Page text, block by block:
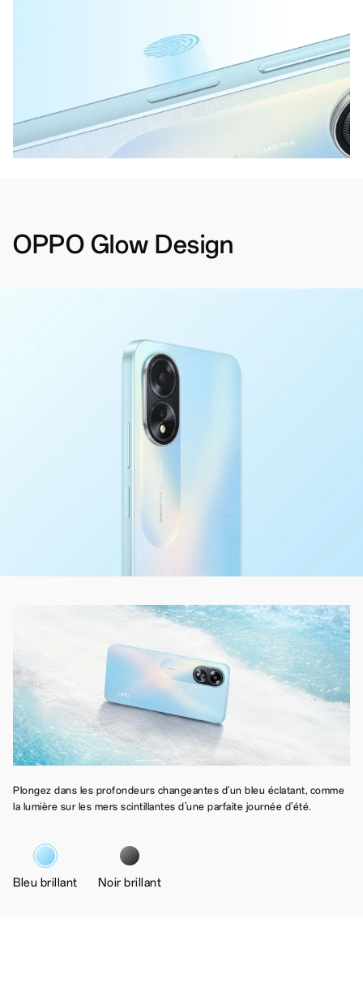
OPPO Glow Design
Plongez dans les profondeurs changeantes d’un bleu éclatant, comme
la lumière sur les mers scintillantes d’une parfaite journée d’été.
Bleu brillant Noir brillant